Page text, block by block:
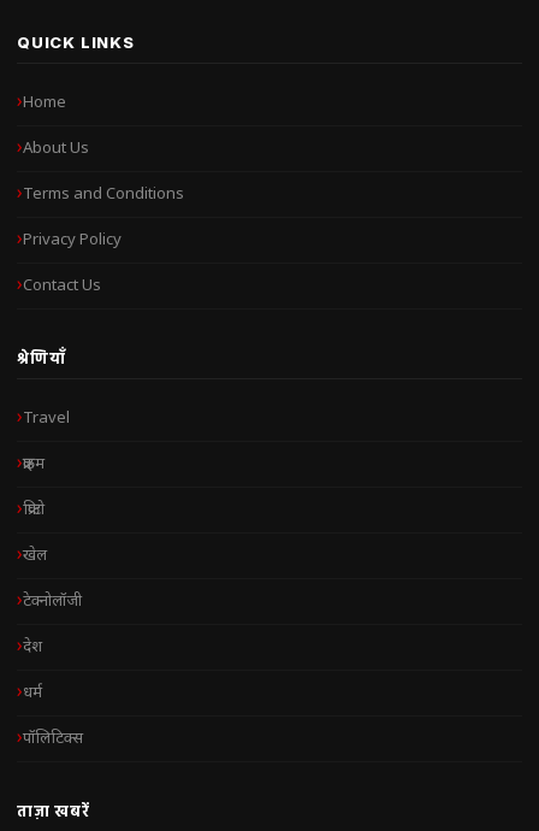
QUICK LINKS
Home
About Us
Terms and Conditions
Privacy Policy
Contact Us
श्रेणियाँ
Travel
क्राइम
क्रिप्टो
खेल
टेक्नोलॉजी
देश
धर्म
पॉलिटिक्स
ताज़ा खबरें